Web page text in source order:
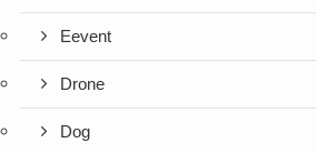
Eevent
Drone
Dog